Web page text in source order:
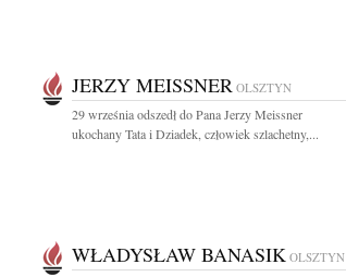
JERZY MEISSNER OLSZTYN
29 września odszedł do Pana Jerzy Meissner
ukochany Tata i Dziadek, człowiek szlachetny,...
WŁADYSŁAW BANASIK OLSZTYN